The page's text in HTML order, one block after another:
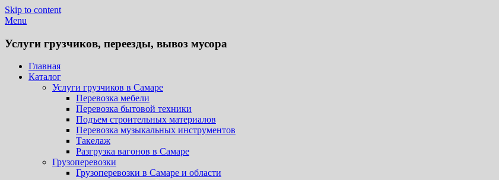
Skip to content
Menu
Услуги грузчиков, переезды, вывоз мусора
Главная
Каталог
Услуги грузчиков в Самаре
Перевозка мебели
Перевозка бытовой техники
Подъем строительных материалов
Перевозка музыкальных инструментов
Такелаж
Разгрузка вагонов в Самаре
Грузоперевозки
Грузоперевозки в Самаре и области